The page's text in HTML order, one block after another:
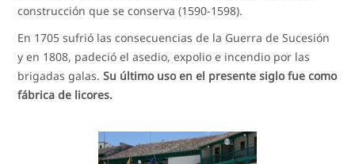
construcción que se conserva (1590-1598).
En 1705 sufrió las consecuencias de la Guerra de Sucesión
y en 1808, padeció el asedio, expolio e incendio por las
brigadas galas.Su último uso en el presente siglo fue como
fábrica de licores.